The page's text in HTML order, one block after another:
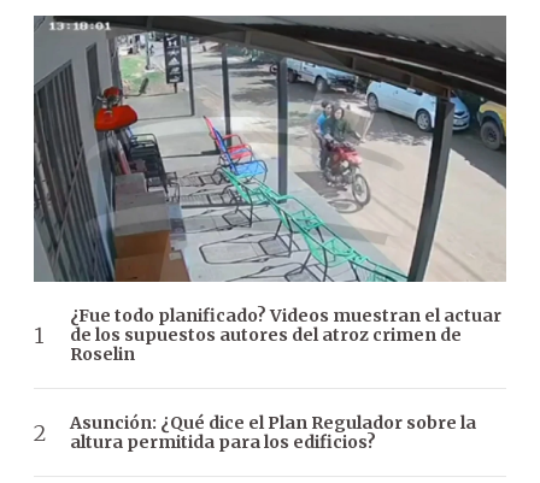
¿Fue todo planificado? Videos muestran el actuar
de los supuestos autores del atroz crimen de
Roselin
Asunción: ¿Qué dice el Plan Regulador sobre la
altura permitida para los edificios?